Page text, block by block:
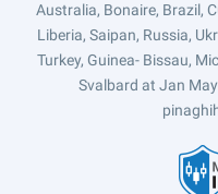
Australia, Bonaire, Brazil,
Liberia, Saipan, Russia,
Turkey, Guinea- Bissau,
Svalbard at Jan